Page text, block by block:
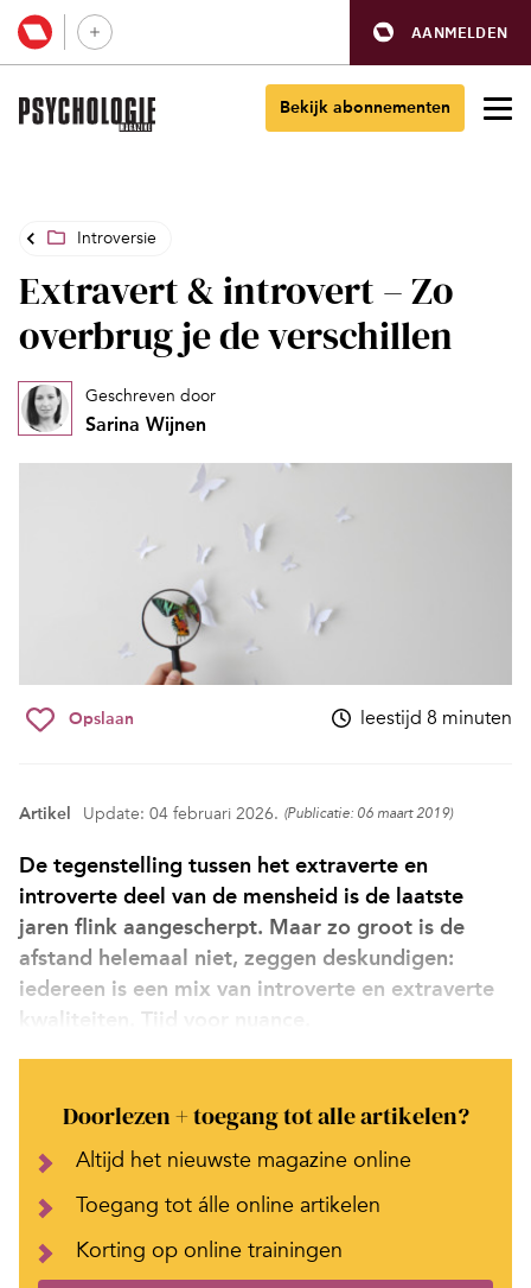
AANMELDEN
Bekijk abonnementen
Introversie
Extravert & introvert – Zo
overbrug je de verschillen
Geschreven door
Sarina Wijnen
Opslaan leestijd 8 minuten
Artikel Update: 04 februari 2026. (Publicatie: 06 maart 2019)
De tegenstelling tussen het extraverte en
introverte deel van de mensheid is de laatste
jaren flink aangescherpt. Maar zo groot is de
afstand helemaal niet, zeggen deskundigen:
iedereen is een mix van introverte en extraverte
kwaliteiten. Tijd voor nuance.
Doorlezen + toegang tot alle artikelen?
Altijd het nieuwste magazine online
Toegang tot álle online artikelen
Korting op online trainingen